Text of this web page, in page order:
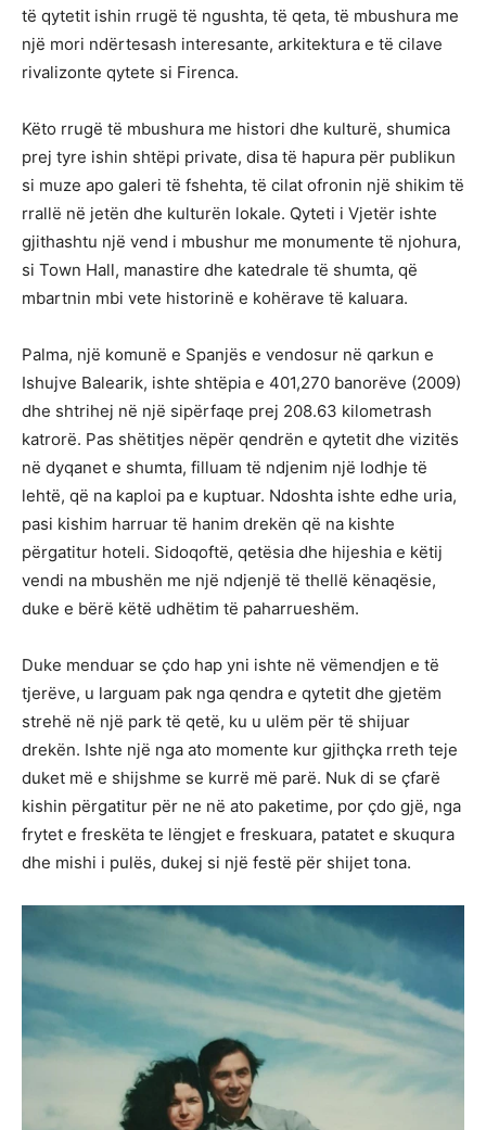
të qytetit ishin rrugë të ngushta, të qeta, të mbushura me
një mori ndërtesash interesante, arkitektura e të cilave
rivalizonte qytete si Firenca.
Këto rrugë të mbushura me histori dhe kulturë, shumica
prej tyre ishin shtëpi private, disa të hapura për publikun
si muze apo galeri të fshehta, të cilat ofronin një shikim të
rrallë në jetën dhe kulturën lokale. Qyteti i Vjetër ishte
gjithashtu një vend i mbushur me monumente të njohura,
si Town Hall, manastire dhe katedrale të shumta, që
mbartnin mbi vete historinë e kohërave të kaluara.
Palma, një komunë e Spanjës e vendosur në qarkun e
Ishujve Balearik, ishte shtëpia e 401,270 banorëve (2009)
dhe shtrihej në një sipërfaqe prej 208.63 kilometrash
katrorë. Pas shëtitjes nëpër qendrën e qytetit dhe vizitës
në dyqanet e shumta, filluam të ndjenim një lodhje të
lehtë, që na kaploi pa e kuptuar. Ndoshta ishte edhe uria,
pasi kishim harruar të hanim drekën që na kishte
përgatitur hoteli. Sidoqoftë, qetësia dhe hijeshia e këtij
vendi na mbushën me një ndjenjë të thellë kënaqësie,
duke e bërë këtë udhëtim të paharrueshëm.
Duke menduar se çdo hap yni ishte në vëmendjen e të
tjerëve, u larguam pak nga qendra e qytetit dhe gjetëm
strehë në një park të qetë, ku u ulëm për të shijuar
drekën. Ishte një nga ato momente kur gjithçka rreth teje
duket më e shijshme se kurrë më parë. Nuk di se çfarë
kishin përgatitur për ne në ato paketime, por çdo gjë, nga
frytet e freskëta te lëngjet e freskuara, patatet e skuqura
dhe mishi i pulës, dukej si një festë për shijet tona.